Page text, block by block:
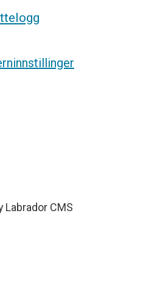
Labrador CMS